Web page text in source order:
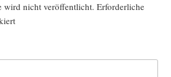
wird nicht veröffentlicht. Erforderliche